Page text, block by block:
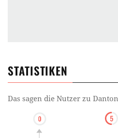
STATISTIKEN
Das sagen die Nutzer zu Danton